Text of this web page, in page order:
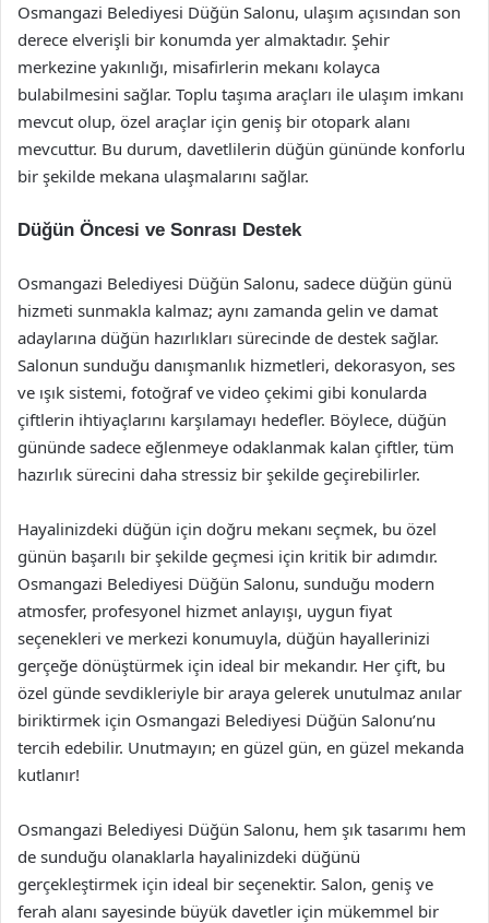
Osmangazi Belediyesi Düğün Salonu, ulaşım açısından son
derece elverişli bir konumda yer almaktadır. Şehir
merkezine yakınlığı, misafirlerin mekanı kolayca
bulabilmesini sağlar. Toplu taşıma araçları ile ulaşım imkanı
mevcut olup, özel araçlar için geniş bir otopark alanı
mevcuttur. Bu durum, davetlilerin düğün gününde konforlu
bir şekilde mekana ulaşmalarını sağlar.
Düğün Öncesi ve Sonrası Destek
Osmangazi Belediyesi Düğün Salonu, sadece düğün günü
hizmeti sunmakla kalmaz; aynı zamanda gelin ve damat
adaylarına düğün hazırlıkları sürecinde de destek sağlar.
Salonun sunduğu danışmanlık hizmetleri, dekorasyon, ses
ve ışık sistemi, fotoğraf ve video çekimi gibi konularda
çiftlerin ihtiyaçlarını karşılamayı hedefler. Böylece, düğün
gününde sadece eğlenmeye odaklanmak kalan çiftler, tüm
hazırlık sürecini daha stressiz bir şekilde geçirebilirler.
Hayalinizdeki düğün için doğru mekanı seçmek, bu özel
günün başarılı bir şekilde geçmesi için kritik bir adımdır.
Osmangazi Belediyesi Düğün Salonu, sunduğu modern
atmosfer, profesyonel hizmet anlayışı, uygun fiyat
seçenekleri ve merkezi konumuyla, düğün hayallerinizi
gerçeğe dönüştürmek için ideal bir mekandır. Her çift, bu
özel günde sevdikleriyle bir araya gelerek unutulmaz anılar
biriktirmek için Osmangazi Belediyesi Düğün Salonu’nu
tercih edebilir. Unutmayın; en güzel gün, en güzel mekanda
kutlanır!
Osmangazi Belediyesi Düğün Salonu, hem şık tasarımı hem
de sunduğu olanaklarla hayalinizdeki düğünü
gerçekleştirmek için ideal bir seçenektir. Salon, geniş ve
ferah alanı sayesinde büyük davetler için mükemmel bir